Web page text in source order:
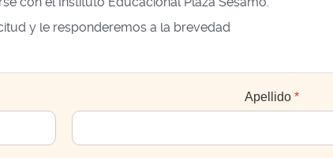
y le responderemos a la brevedad
Apellido *